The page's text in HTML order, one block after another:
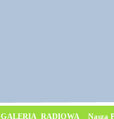
GALERIA RADIOWA Nasza